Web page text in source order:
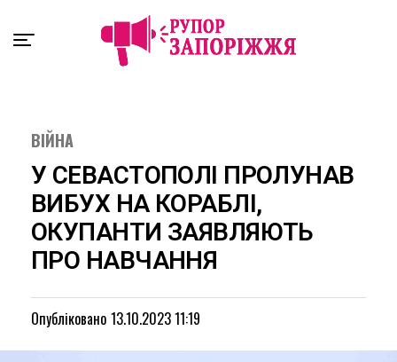
ВІЙНА
У СЕВАСТОПОЛІ ПРОЛУНАВ
ВИБУХ НА КОРАБЛІ,
ОКУПАНТИ ЗАЯВЛЯЮТЬ
ПРО НАВЧАННЯ
Опубліковано 13.10.2023 11:19
Exit mobile version